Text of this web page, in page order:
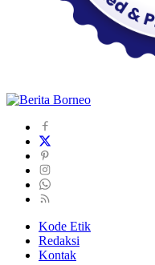
Kode Etik
Redaksi
Kontak